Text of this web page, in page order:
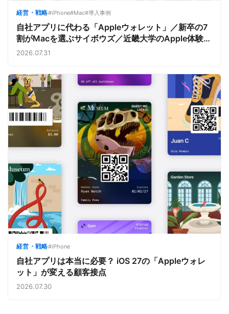
経営・戦略#iPhone#Mac#導入事例
自社アプリに代わる「Appleウォレット」／新卒の7
割がMacを選ぶサイボウズ／近畿大学のApple体験
【今週のAppleビジネストレンド】
2026.07.31
経営・戦略#iPhone
自社アプリは本当に必要？ iOS 27の「Appleウォレ
ット」が変える顧客接点
2026.07.30